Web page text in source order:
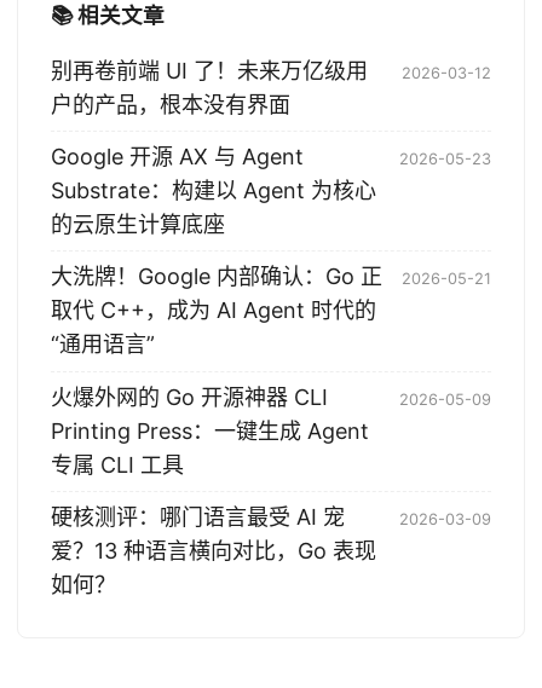
📚 相关文章
别再卷前端 UI 了！未来万亿级用
户的产品，根本没有界面
2026-03-12
Google 开源 AX 与 Agent
Substrate：构建以 Agent 为核心
的云原生计算底座
2026-05-23
大洗牌！Google 内部确认：Go 正
取代 C++，成为 AI Agent 时代的
“通用语言”
2026-05-21
火爆外网的 Go 开源神器 CLI
Printing Press：一键生成 Agent
专属 CLI 工具
2026-05-09
硬核测评：哪门语言最受 AI 宠
爱？13 种语言横向对比，Go 表现
如何？
2026-03-09